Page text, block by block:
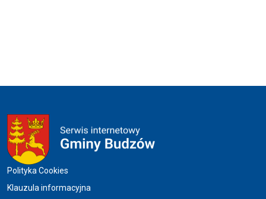
Menu w stopce
Polityka Cookies
Klauzula informacyjna